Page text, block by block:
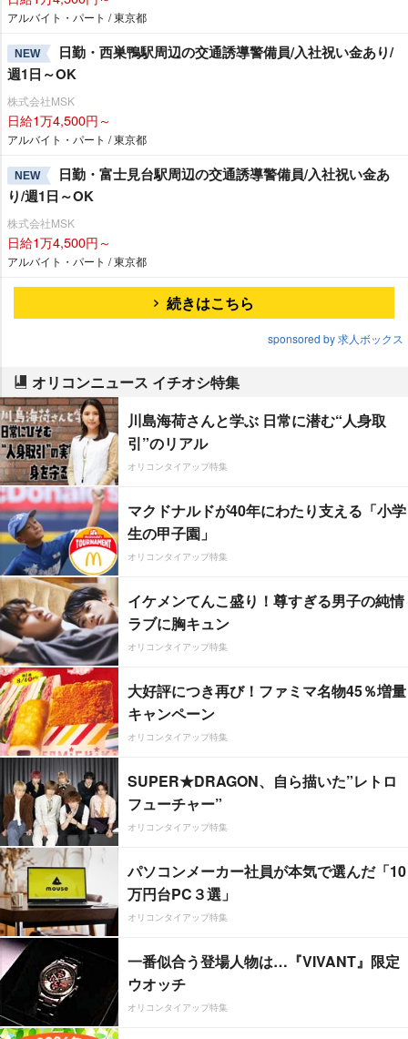
アルバイト・パート / 東京都
NEW
日勤・西巣鴨駅周辺の交通誘導警備員/入社祝い金あり/
週1日～OK
株式会社MSK
日給1万4,500円～
アルバイト・パート / 東京都
NEW
日勤・富士見台駅周辺の交通誘導警備員/入社祝い金あ
り/週1日～OK
株式会社MSK
日給1万4,500円～
アルバイト・パート / 東京都
続きはこちら
sponsored by 求人ボックス
オリコンニュース イチオシ特集
川島海荷さんと学ぶ 日常に潜む“人身取
引”のリアル
オリコンタイアップ特集
マクドナルドが40年にわたり支える「小学
生の甲子園」
オリコンタイアップ特集
イケメンてんこ盛り！尊すぎる男子の純情
ラブに胸キュン
オリコンタイアップ特集
大好評につき再び！ファミマ名物45％増量
キャンペーン
オリコンタイアップ特集
SUPER★DRAGON、自ら描いた”レトロ
フューチャー”
オリコンタイアップ特集
パソコンメーカー社員が本気で選んだ「10
万円台PC３選」
オリコンタイアップ特集
一番似合う登場人物は…『VIVANT』限定
ウオッチ
オリコンタイアップ特集